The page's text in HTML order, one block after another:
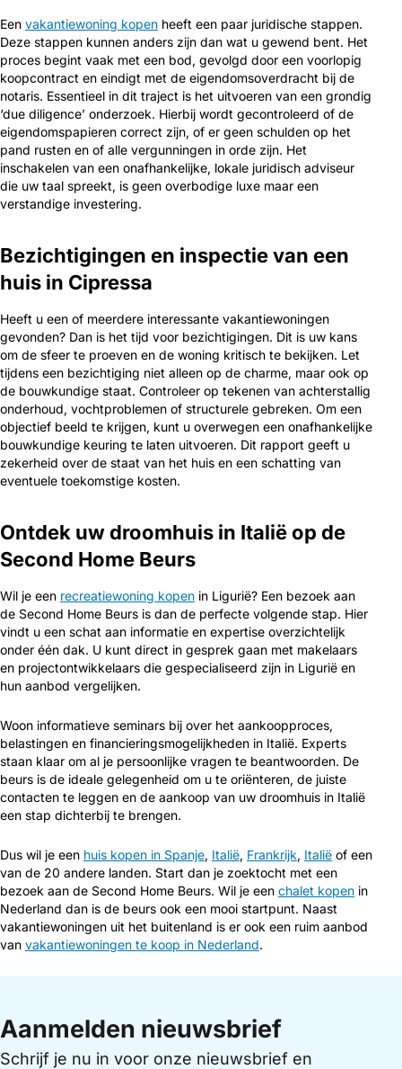
Een vakantiewoning kopen heeft een paar juridische stappen.
Deze stappen kunnen anders zijn dan wat u gewend bent. Het
proces begint vaak met een bod, gevolgd door een voorlopig
koopcontract en eindigt met de eigendomsoverdracht bij de
notaris. Essentieel in dit traject is het uitvoeren van een grondig
‘due diligence’ onderzoek. Hierbij wordt gecontroleerd of de
eigendomspapieren correct zijn, of er geen schulden op het
pand rusten en of alle vergunningen in orde zijn. Het
inschakelen van een onafhankelijke, lokale juridisch adviseur
die uw taal spreekt, is geen overbodige luxe maar een
verstandige investering.
Bezichtigingen en inspectie van een
huis in Cipressa
Heeft u een of meerdere interessante vakantiewoningen
gevonden? Dan is het tijd voor bezichtigingen. Dit is uw kans
om de sfeer te proeven en de woning kritisch te bekijken. Let
tijdens een bezichtiging niet alleen op de charme, maar ook op
de bouwkundige staat. Controleer op tekenen van achterstallig
onderhoud, vochtproblemen of structurele gebreken. Om een
objectief beeld te krijgen, kunt u overwegen een onafhankelijke
bouwkundige keuring te laten uitvoeren. Dit rapport geeft u
zekerheid over de staat van het huis en een schatting van
eventuele toekomstige kosten.
Ontdek uw droomhuis in Italië op de
Second Home Beurs
Wil je een recreatiewoning kopen in Ligurië? Een bezoek aan
de Second Home Beurs is dan de perfecte volgende stap. Hier
vindt u een schat aan informatie en expertise overzichtelijk
onder één dak. U kunt direct in gesprek gaan met makelaars
en projectontwikkelaars die gespecialiseerd zijn in Ligurië en
hun aanbod vergelijken.
Woon informatieve seminars bij over het aankoopproces,
belastingen en financieringsmogelijkheden in Italië. Experts
staan klaar om al je persoonlijke vragen te beantwoorden. De
beurs is de ideale gelegenheid om u te oriënteren, de juiste
contacten te leggen en de aankoop van uw droomhuis in Italië
een stap dichterbij te brengen.
Dus wil je een huis kopen in Spanje, Italië, Frankrijk, Italië of een
van de 20 andere landen. Start dan je zoektocht met een
bezoek aan de Second Home Beurs. Wil je een chalet kopen in
Nederland dan is de beurs ook een mooi startpunt. Naast
vakantiewoningen uit het buitenland is er ook een ruim aanbod
van vakantiewoningen te koop in Nederland.
Aanmelden nieuwsbrief
Schrijf je nu in voor onze nieuwsbrief en